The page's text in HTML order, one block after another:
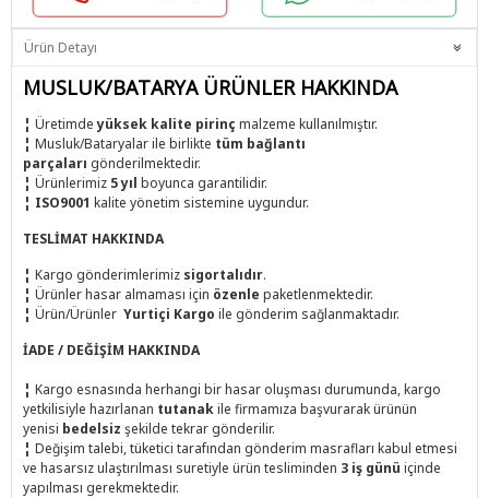
Ürün Detayı
MUSLUK/BATARYA ÜRÜNLER HAKKINDA
¦ Üretimdeyüksek kalite pirinç malzeme kullanılmıştır.
¦ Musluk/Bataryalar ile birlikte tüm bağlantı
parçaları gönderilmektedir.
¦ Ürünlerimiz 5 yıl boyunca garantilidir.
¦ ISO9001 kalite yönetim sistemine uygundur.
TESLİMAT HAKKINDA
¦ Kargo gönderimlerimiz sigortalıdır.
¦ Ürünler hasar almaması için özenle paketlenmektedir.
¦ Ürün/Ürünler Yurtiçi Kargo ile gönderim sağlanmaktadır.
İADE / DEĞİŞİM HAKKINDA
¦ Kargo esnasında herhangi bir hasar oluşması durumunda, kargo
yetkilisiyle hazırlanan tutanakile firmamıza başvurarak ürünün
yenisi bedelsiz şekilde tekrar gönderilir.
¦ Değişim talebi, tüketici tarafından gönderim masrafları kabul etmesi
ve hasarsız ulaştırılması suretiyle ürün tesliminden 3 iş günü içinde
yapılması gerekmektedir.